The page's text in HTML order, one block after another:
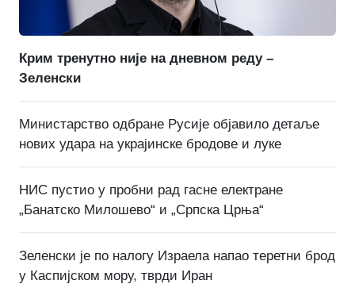
Крим тренутно није на дневном реду –
Зеленски
Министарство одбране Русије објавило детаље
нових удара на украјинске бродове и луке
НИС пустио у пробни рад гасне електране
„Банатско Милошево“ и „Српска Црња“
Зеленски је по налогу Израела напао теретни брод
у Каспијском мору, тврди Иран